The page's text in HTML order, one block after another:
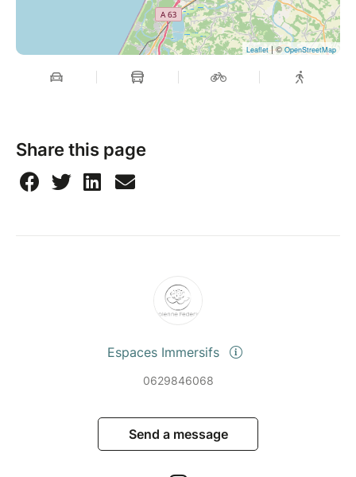
Leaflet| ©OpenStreetMap
Share this page
Espaces Immersifs
0629846068
Send a message